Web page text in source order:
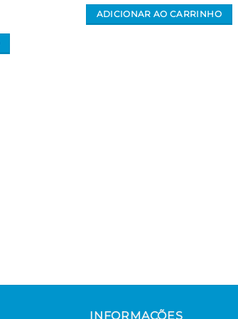
ADICIONAR AO CARRINHO
INFORMAÇÕES